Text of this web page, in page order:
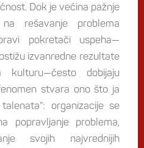
Dok je većina pažnje
rešavanje problema
pokretači uspeha—
izvanredne rezultate
dobijaju
stvara ono što ja
organizacije se
popravljanje problema,
svojih najvrednijih